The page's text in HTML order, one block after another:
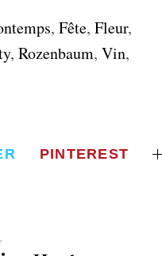
, Fête, Fleur,
, Rozenbaum, Vin,
PINTEREST